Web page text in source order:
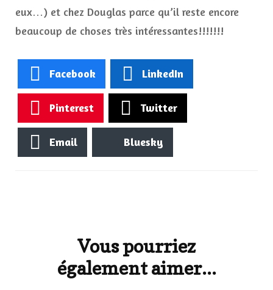
eux…) et chez Douglas parce qu’il reste encore
beaucoup de choses très intéressantes!!!!!!!
Facebook LinkedIn
Pinterest Twitter
Email Bluesky
Vous pourriez
également aimer...